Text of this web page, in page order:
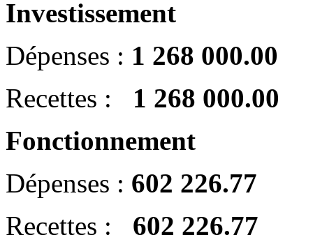
Investissement
Dépenses : 1 268 000.00
Recettes : 1 268 000.00
Fonctionnement
Dépenses : 602 226.77
Recettes : 602 226.77